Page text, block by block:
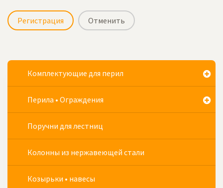
Регистрация Отменить
Комплектующие для перил
Перила • Ограждения
Поручни для лестниц
Колонны из нержавеющей стали
Козырьки • навесы